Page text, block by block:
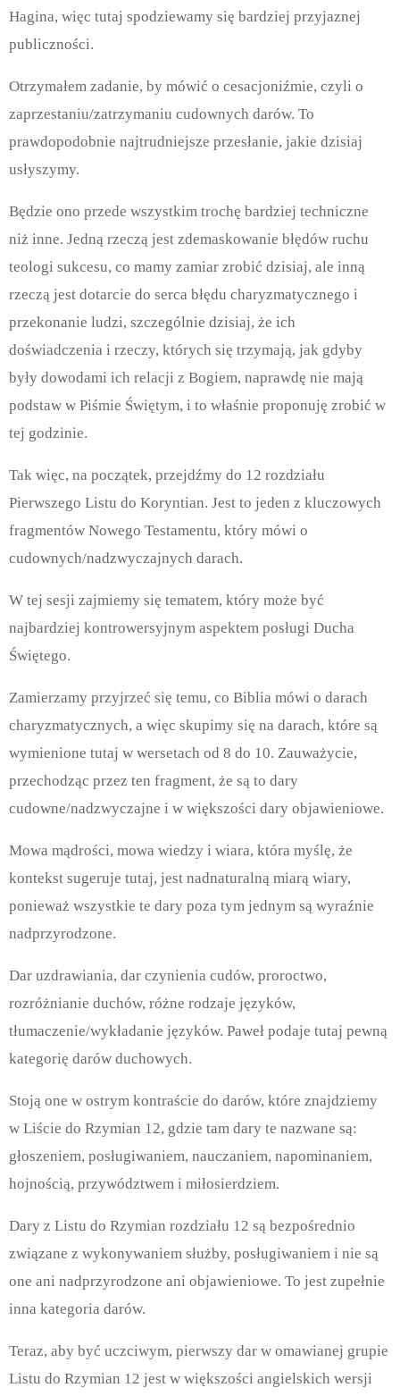
Hagina, więc tutaj spodziewamy się bardziej przyjaznej
publiczności.
Otrzymałem zadanie, by mówić o cesacjoniźmie, czyli o
zaprzestaniu/zatrzymaniu cudownych darów. To
prawdopodobnie najtrudniejsze przesłanie, jakie dzisiaj
usłyszymy.
Będzie ono przede wszystkim trochę bardziej techniczne
niż inne. Jedną rzeczą jest zdemaskowanie błędów ruchu
teologi sukcesu, co mamy zamiar zrobić dzisiaj, ale inną
rzeczą jest dotarcie do serca błędu charyzmatycznego i
przekonanie ludzi, szczególnie dzisiaj, że ich
doświadczenia i rzeczy, których się trzymają, jak gdyby
były dowodami ich relacji z Bogiem, naprawdę nie mają
podstaw w Piśmie Świętym, i to właśnie proponuję zrobić w
tej godzinie.
Tak więc, na początek, przejdźmy do 12 rozdziału
Pierwszego Listu do Koryntian. Jest to jeden z kluczowych
fragmentów Nowego Testamentu, który mówi o
cudownych/nadzwyczajnych darach.
W tej sesji zajmiemy się tematem, który może być
najbardziej kontrowersyjnym aspektem posługi Ducha
Świętego.
Zamierzamy przyjrzeć się temu, co Biblia mówi o darach
charyzmatycznych, a więc skupimy się na darach, które są
wymienione tutaj w wersetach od 8 do 10. Zauważycie,
przechodząc przez ten fragment, że są to dary
cudowne/nadzwyczajne i w większości dary objawieniowe.
Mowa mądrości, mowa wiedzy i wiara, która myślę, że
kontekst sugeruje tutaj, jest nadnaturalną miarą wiary,
ponieważ wszystkie te dary poza tym jednym są wyraźnie
nadprzyrodzone.
Dar uzdrawiania, dar czynienia cudów, proroctwo,
rozróżnianie duchów, różne rodzaje języków,
tłumaczenie/wykładanie języków. Paweł podaje tutaj pewną
kategorię darów duchowych.
Stoją one w ostrym kontraście do darów, które znajdziemy
w Liście do Rzymian 12, gdzie tam dary te nazwane są:
głoszeniem, posługiwaniem, nauczaniem, napominaniem,
hojnością, przywództwem i miłosierdziem.
Dary z Listu do Rzymian rozdziału 12 są bezpośrednio
związane z wykonywaniem służby, posługiwaniem i nie są
one ani nadprzyrodzone ani objawieniowe. To jest zupełnie
inna kategoria darów.
Teraz, aby być uczciwym, pierwszy dar w omawianej grupie
Listu do Rzymian 12 jest w większości angielskich wersji